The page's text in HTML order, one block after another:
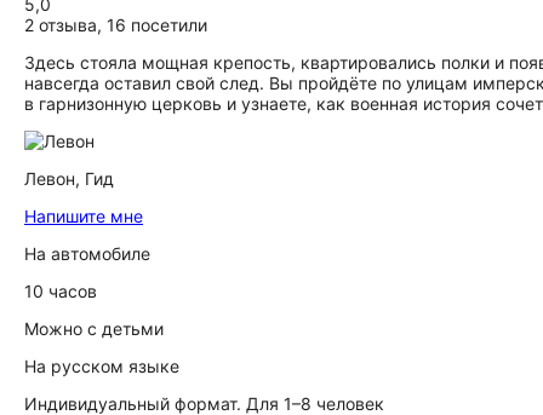
5,0
2 отзыва, 16 посетили
Здесь стояла мощная крепость, квартировались полки и
навсегда оставил свой след. Вы пройдёте по улицам
в гарнизонную церковь и узнаете, как военная история
Левон, Гид
Напишите мне
На автомобиле
10 часов
Можно с детьми
На русском языке
Индивидуальный формат. Для 1–8 человек